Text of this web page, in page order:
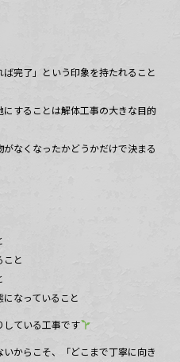
完了」という印象を持たれること
することは解体工事の大きな目的
なくなったかどうかだけで決まる
こと
なっていること
している工事です
からこそ、「どこまで丁寧に向き